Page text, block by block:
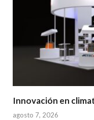
Innovación en
agosto 7, 2026